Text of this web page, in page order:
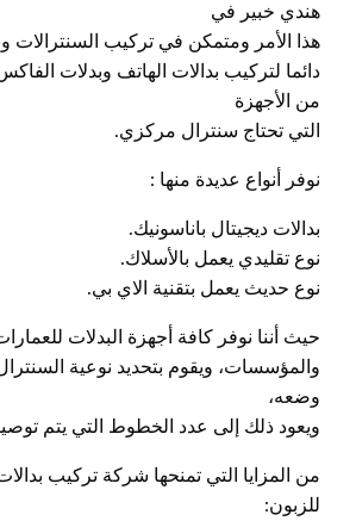
هندي خبير في
هذا الأمر ومتمكن في تركيب السنترالات
دائما لتركيب بدالات الهاتف وبدلات
من الأجهزة
التي تحتاج سنترال مركزي.
نوفر أنواع عديدة منها :
بدالات ديجيتال باناسونيك.
نوع تقليدي يعمل بالأسلاك.
نوع حديث يعمل بتقنية الاي بي.
حيث أننا نوفر كافة أجهزة البدلات
والمؤسسات، ويقوم بتحديد نوعية
وضعه،
ويعود ذلك إلى عدد الخطوط التي يتم
من المزايا التي تمنحها شركة تركيب
للزبون: